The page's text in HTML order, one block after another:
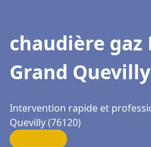
chaudière gaz
Grand Quevilly
Intervention rapide et
Quevilly (76120)